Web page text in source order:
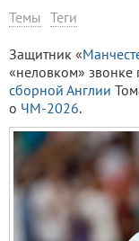
Темы Теги
Защитник «
«неловком» звонке
сборной Англии
о ЧМ-2026.